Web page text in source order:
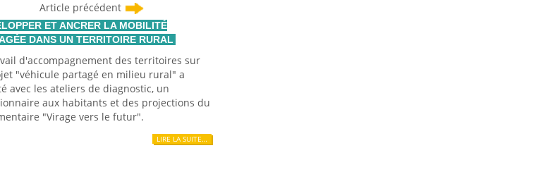
Article précédent
ET ANCRER LA MOBILITÉ
DANS UN TERRITOIRE RURAL
d'accompagnement des territoires sur
"véhicule partagé en milieu rural" a
avec les ateliers de diagnostic, un
aux habitants et des projections du
"Virage vers le futur".
LIRE LA SUITE…